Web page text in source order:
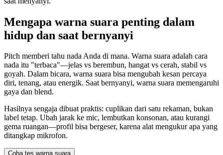
Mengapa warna suara penting dalam
hidup dan saat bernyanyi
Pitch memberi tahu nada Anda di mana. Warna suara adalah cara
nada itu "terbaca"—jelas vs berembun, hangat vs cerah, stabil vs
goyah. Dalam bicara, warna suara bisa mengubah kesan percaya
diri, tenang, atau energik. Saat bernyanyi, warna suara memengaruhi
gaya dan blend.
Hasilnya sengaja dibuat praktis: cuplikan dari satu rekaman, bukan
label tetap. Ubah jarak ke mic, lembutkan konsonan, atau kurangi
gema ruangan—profil bisa bergeser, karena alat mengukur apa yang
ditangkap mikrofon.
Coba tes warna suara